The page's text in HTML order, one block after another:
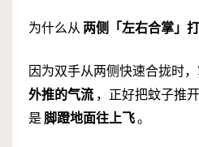
为什么从 两侧「左右合掌」
因为双手从两侧快速合拢时
外推的气流 ，正好把蚊子推
是 脚蹬地面往上飞 。